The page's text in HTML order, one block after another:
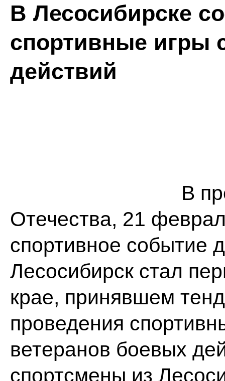
В Лесосибирске
спортивные игры
действий
В
Отечества, 21
спортивное событие
Лесосибирск стал
крае, принявшем
проведения
ветеранов боевых
спортсмены из